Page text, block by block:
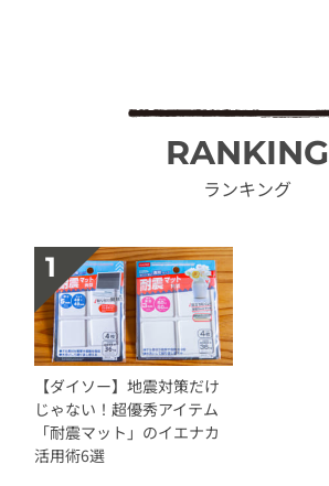
RANKING
ランキング
【ダイソー】地震対策だけ
じゃない！超優秀アイテム
「耐震マット」のイエナカ
活用術6選